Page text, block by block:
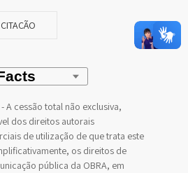
- A cessão total não exclusiva,
dos direitos autorais
de utilização de que trata este
os direitos de
pública da OBRA, em